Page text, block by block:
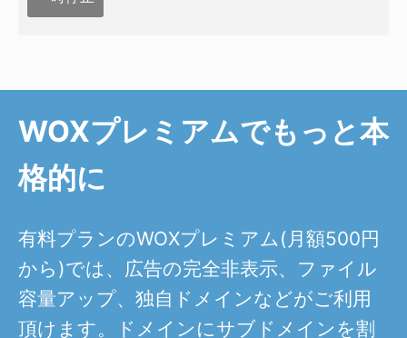
WOXプレミアムでもっと本
格的に
有料プランのWOXプレミアム(月額500円
から)では、広告の完全非表示、ファイル
容量アップ、独自ドメインなどがご利用
頂けます。ドメインにサブドメインを割